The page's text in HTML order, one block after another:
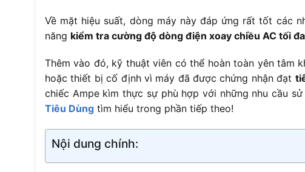
Tốc độ làm mới màn hình
Trên 2 lần/giây
Tiêu chuẩn an toàn
CAT III 600V; một số tài
Nhiệt độ làm việc
0 – 40°C
Que đo đi kèm
Fluke TL75 Hard Point™
Pin sử dụng
2 pin AAA
Bảo hành
Về mặt hiệu suất, dòng máy này đáp ứng rất tốt các
năng kiểm tra cường độ dòng điện xoay chiều AC tối
Thêm vào đó, kỹ thuật viên có thể hoàn toàn yên tâm
hoặc thiết bị cố định vì máy đã được chứng nhận đạt
chiếc Ampe kìm thực sự phù hợp với những nhu cầu
Tiêu Dùng tìm hiểu trong phần tiếp theo!
Nội dung chính: